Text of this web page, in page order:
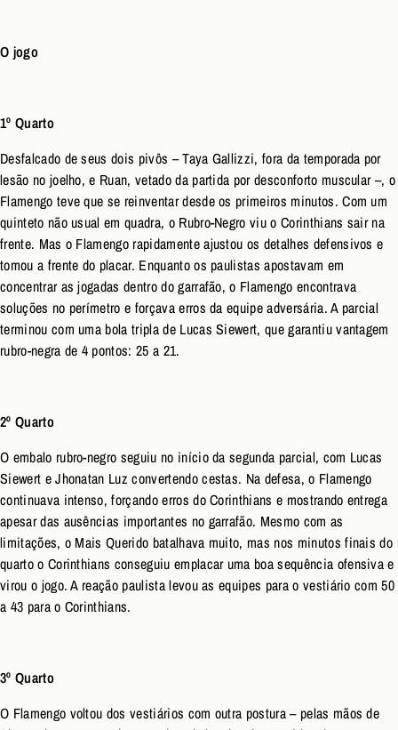
O jogo
1º Quarto
Desfalcado de seus dois pivôs – Taya Gallizzi, fora da temporada por
lesão no joelho, e Ruan, vetado da partida por desconforto muscular –, o
Flamengo teve que se reinventar desde os primeiros minutos. Com um
quinteto não usual em quadra, o Rubro-Negro viu o Corinthians sair na
frente. Mas o Flamengo rapidamente ajustou os detalhes defensivos e
tomou a frente do placar. Enquanto os paulistas apostavam em
concentrar as jogadas dentro do garrafão, o Flamengo encontrava
soluções no perímetro e forçava erros da equipe adversária. A parcial
terminou com uma bola tripla de Lucas Siewert, que garantiu vantagem
rubro-negra de 4 pontos: 25 a 21.
2º Quarto
O embalo rubro-negro seguiu no início da segunda parcial, com Lucas
Siewert e Jhonatan Luz convertendo cestas. Na defesa, o Flamengo
continuava intenso, forçando erros do Corinthians e mostrando entrega
apesar das ausências importantes no garrafão. Mesmo com as
limitações, o Mais Querido batalhava muito, mas nos minutos finais do
quarto o Corinthians conseguiu emplacar uma boa sequência ofensiva e
virou o jogo. A reação paulista levou as equipes para o vestiário com 50
a 43 para o Corinthians.
3º Quarto
O Flamengo voltou dos vestiários com outra postura – pelas mãos de